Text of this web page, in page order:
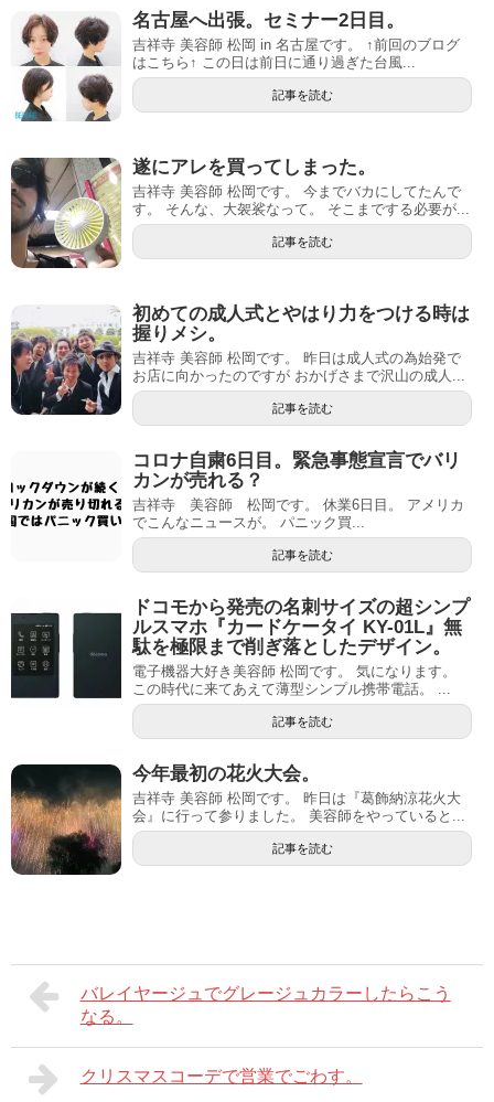
名古屋へ出張。セミナー2日目。
吉祥寺 美容師 松岡 in 名古屋です。 ↑前回のブログ
はこちら↑ この日は前日に通り過ぎた台風...
記事を読む
遂にアレを買ってしまった。
吉祥寺 美容師 松岡です。 今までバカにしてたんで
す。 そんな、大袈裟なって。 そこまでする必要が...
記事を読む
初めての成人式とやはり力をつける時は
握りメシ。
吉祥寺 美容師 松岡です。 昨日は成人式の為始発で
お店に向かったのですが おかげさまで沢山の成人...
記事を読む
コロナ自粛6日目。緊急事態宣言でバリ
カンが売れる？
吉祥寺 美容師 松岡です。 休業6日目。 アメリカ
でこんなニュースが。 パニック買...
記事を読む
ドコモから発売の名刺サイズの超シンプ
ルスマホ『カードケータイ KY-01L』無
駄を極限まで削ぎ落としたデザイン。
電子機器大好き美容師 松岡です。 気になります。
この時代に来てあえて薄型シンプル携帯電話。 ...
記事を読む
今年最初の花火大会。
吉祥寺 美容師 松岡です。 昨日は『葛飾納涼花火大
会』に行って参りました。 美容師をやっていると...
記事を読む
バレイヤージュでグレージュカラーしたらこう
なる。
クリスマスコーデで営業でごわす。